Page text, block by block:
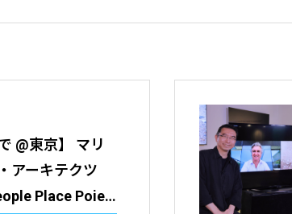
@東京】 マリ
アーキテクツ